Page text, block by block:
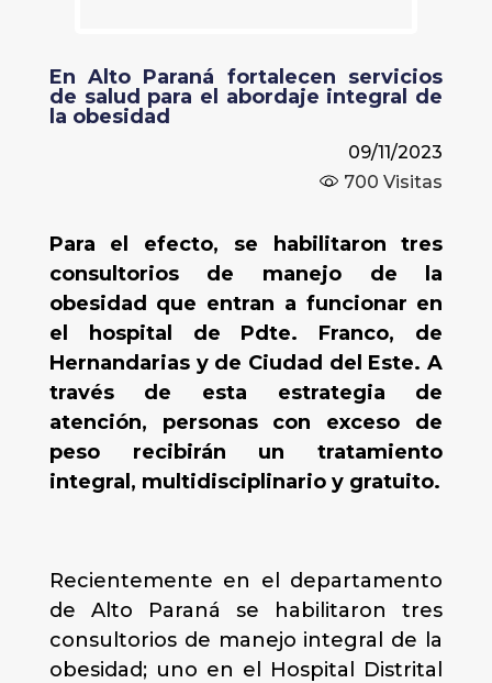
En Alto Paraná fortalecen servicios
de salud para el abordaje integral de
la obesidad
09/11/2023
700 Visitas
Para el efecto, se habilitaron tres
consultorios de manejo de la
obesidad que entran a funcionar en
el hospital de Pdte. Franco, de
Hernandarias y de Ciudad del Este. A
través de esta estrategia de
atención, personas con exceso de
peso recibirán un tratamiento
integral, multidisciplinario y gratuito.
Recientemente en el departamento
de Alto Paraná se habilitaron tres
consultorios de manejo integral de la
obesidad; uno en el Hospital Distrital